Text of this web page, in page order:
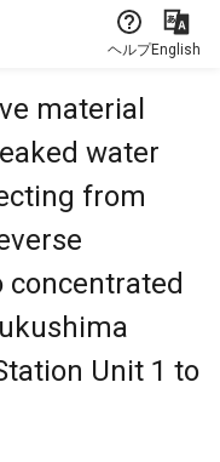
ヘルプEnglish
material
water
from
concentrated
Unit 1 to